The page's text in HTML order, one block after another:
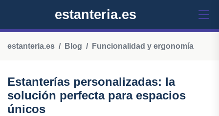
estanteria.es
estanteria.es Blog Funcionalidad y ergonomía
Estanterías personalizadas: la
solución perfecta para espacios
únicos